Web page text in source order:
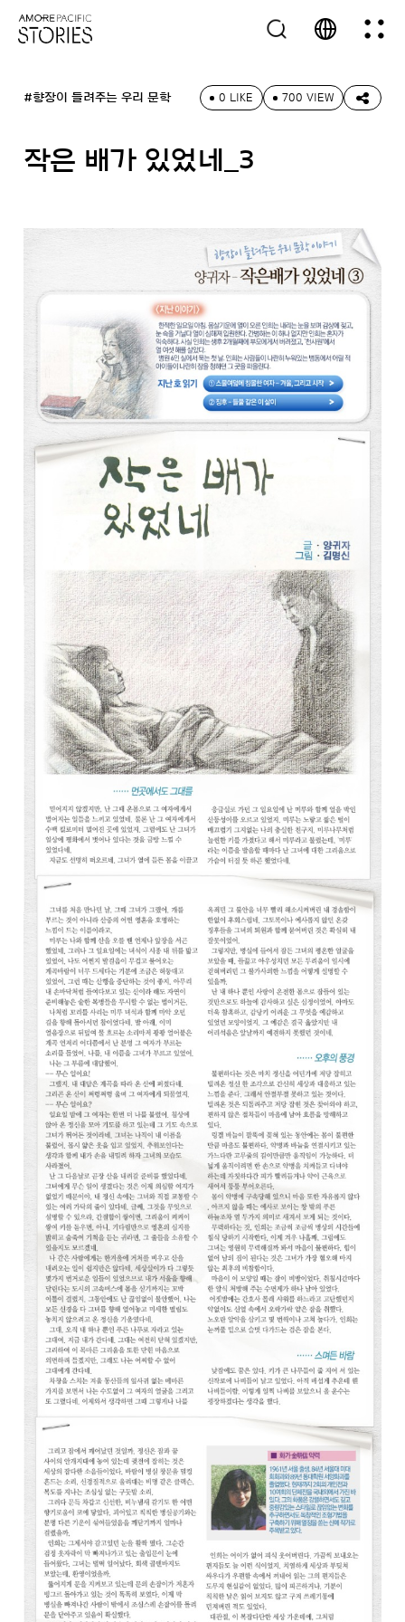
#향장이 들려주는 우리 문학 0 LIKE 700 VIEW
작은 배가 있었네_3